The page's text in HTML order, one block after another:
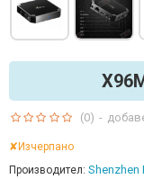
✘Изчерпано
Производител: Shenzhen
(0) -